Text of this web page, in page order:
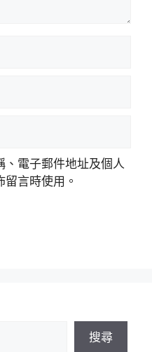
、電子郵件地址及個人
言時使用。
搜尋